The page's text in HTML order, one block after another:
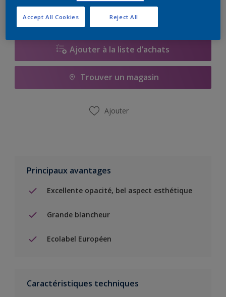
Ajouter à la liste d’achats
Trouver un magasin
Ajouter
Principaux avantages
Excellente opacité, bel aspect esthétique
Grande blancheur
Ecolabel Européen
Caractéristiques techniques
Reject All
Accept All Cookies